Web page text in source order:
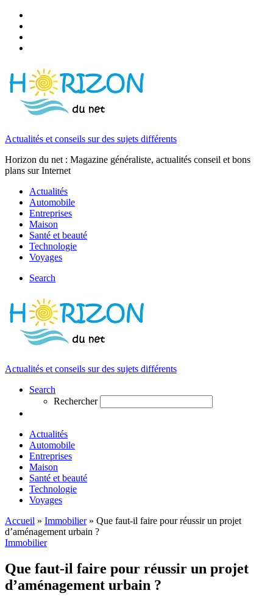
Actualités et conseils sur des sujets différents
Horizon du net : Magazine généraliste, actualités conseil et bons
plans sur Internet
Actualités
Automobile
Entreprises
Maison
Santé et beauté
Technologie
Voyages
Search
Actualités et conseils sur des sujets différents
Search
Rechercher
Actualités
Automobile
Entreprises
Maison
Santé et beauté
Technologie
Voyages
Accueil » Immobilier » Que faut-il faire pour réussir un projet
d’aménagement urbain ?
Immobilier
Que faut-il faire pour réussir un projet
d’aménagement urbain ?